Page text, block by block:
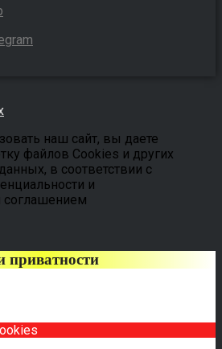
наш сайт, вы даете
файлов Cookies и других
в соответствии с
и
соглашением
приватности